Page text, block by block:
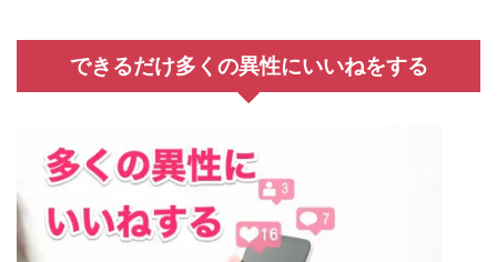
できるだけ多くの異性にいいねをする